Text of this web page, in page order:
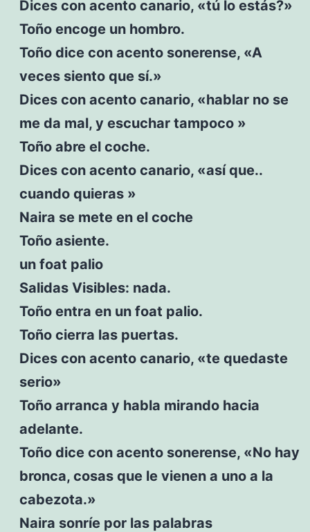
Dices con acento canario, «tú lo estás?»
Toño encoge un hombro.
Toño dice con acento sonerense, «A
veces siento que sí.»
Dices con acento canario, «hablar no se
me da mal, y escuchar tampoco »
Toño abre el coche.
Dices con acento canario, «así que..
cuando quieras »
Naira se mete en el coche
Toño asiente.
un foat palio
Salidas Visibles: nada.
Toño entra en un foat palio.
Toño cierra las puertas.
Dices con acento canario, «te quedaste
serio»
Toño arranca y habla mirando hacia
adelante.
Toño dice con acento sonerense, «No hay
bronca, cosas que le vienen a uno a la
cabezota.»
Naira sonríe por las palabras